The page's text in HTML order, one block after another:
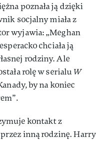
poznała ją dzięki
socjalny miała z
wyjawia: „Meghan
chciała ją
rodziny. Ale
rolę w serialuW
by na koniec
kontakt z
inną rodzinę. Harry